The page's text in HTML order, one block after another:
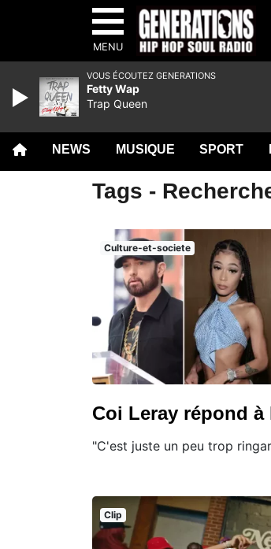
MENU
NEWS MUSIQUE SPORT
Tags -
Culture-et-societe
Coi Leray répond à
"C'est juste un peu trop
Clip
VOUS ÉCOUTEZ GENERATIONS
Fetty Wap
Trap Queen